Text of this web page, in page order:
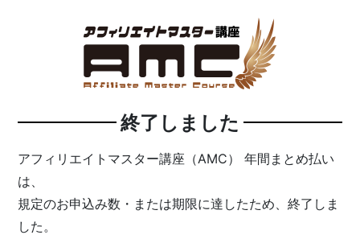
終了しました
アフィリエイトマスター講座（AMC） 年間まとめ払い
は、
規定のお申込み数・または期限に達したため、終了しま
した。